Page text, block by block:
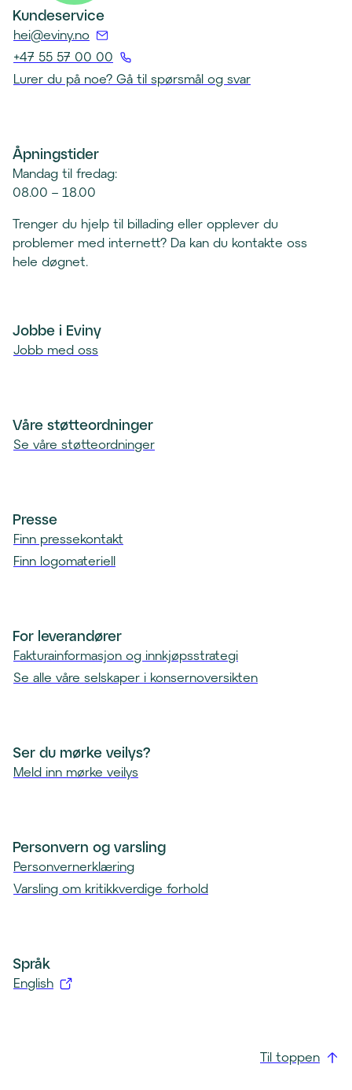
Kundeservice
hei@eviny.no(
Å
n
o
t
k
t
)
+47 55 57 00 00
(
e
r
t
e
f
k
i
t
)
Lurer du på noe? Gå til spørsmål og svar
Åpningstider
Mandag til fredag:
08.00 – 18.00
Trenger du hjelp til billading eller opplever du
problemer med internett? Da kan du kontakte oss
hele døgnet.
Jobbe i Eviny
Jobb med oss
Våre støtteordninger
Se våre støtteordninger
Presse
Finn pressekontakt
Finn logomateriell
For leverandører
Fakturainformasjon og innkjøpsstrategi
Se alle våre selskaper i konsernoversikten
Ser du mørke veilys?
Meld inn mørke veilys
Personvern og varsling
Personvernerklæring
Varsling om kritikkverdige forhold
Språk
English
Til toppen